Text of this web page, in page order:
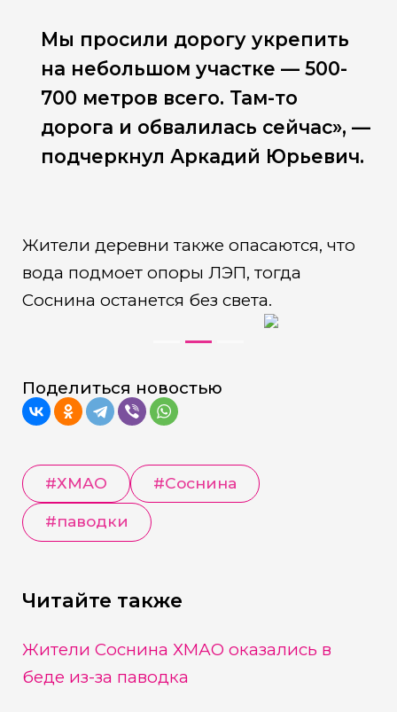
Мы просили дорогу укрепить
на небольшом участке — 500-
700 метров всего. Там-то
дорога и обвалилась сейчас», —
подчеркнул Аркадий Юрьевич.
Жители деревни также опасаются, что
вода подмоет опоры ЛЭП, тогда
Соснина останется без света.
Поделиться новостью
#ХМАО #Соснина
#паводки
Читайте также
Жители Соснина ХМАО оказались в
беде из-за паводка